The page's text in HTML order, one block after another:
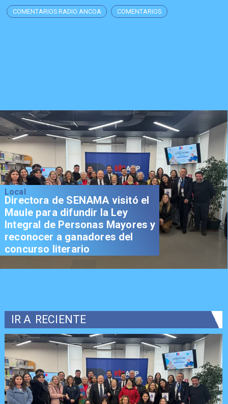
COMENTARIOS RADIO ANCOA COMENTARIOS
Local
Directora de SENAMA visitó el
Maule para difundir la Ley
Integral de Personas Mayores y
reconocer a ganadores del
concurso literario
IR A RECIENTE